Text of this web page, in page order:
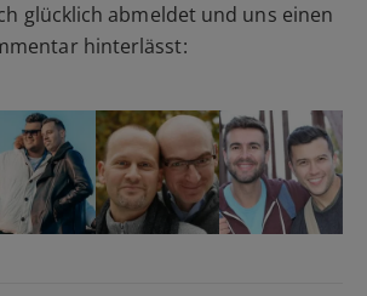
glücklich abmeldet und uns einen
hinterlässt: